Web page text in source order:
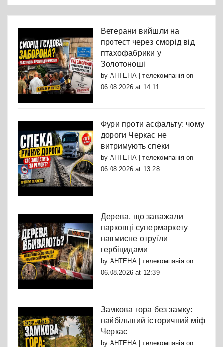
Ветерани вийшли на
протест через сморід від
птахофабрики у
Золотоноші
by АНТЕНА | телекомпаніяon
06.08.2026 at 14:11
Фури проти асфальту: чому
дороги Черкас не
витримують спеки
by АНТЕНА | телекомпаніяon
06.08.2026 at 13:28
Дерева, що заважали
парковці супермаркету
навмисне отруїли
гербіцидами
by АНТЕНА | телекомпаніяon
06.08.2026 at 12:39
Замкова гора без замку:
найбільший історичний міф
Черкас
by АНТЕНА | телекомпаніяon